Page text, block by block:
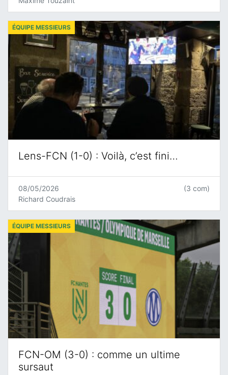
Lens-FCN (1-0) : Voilà, c’est fini…
ÉQUIPE MESSIEURS
08/05/2026
Richard Coudrais
(3 com)
FCN-OM (3-0) : comme un ultime
sursaut
ÉQUIPE MESSIEURS